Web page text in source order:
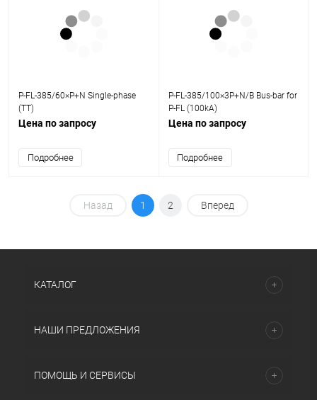
P-FL-385/60×P+N Single-phase
(TT)
Цена по запросу
Подробнее
P-FL-385/100×3P+N/B Bus-bar for
P-FL (100kA)
Цена по запросу
Подробнее
Назад 1 2 Вперед
КАТАЛОГ
НАШИ ПРЕДЛОЖЕНИЯ
ПОМОЩЬ И СЕРВИСЫ